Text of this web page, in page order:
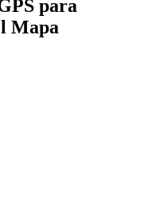
para
Mapa